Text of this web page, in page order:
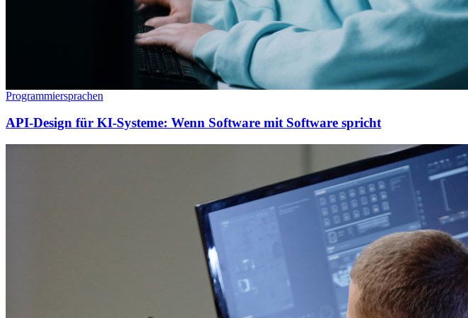
Programmiersprachen
API-Design für KI-Systeme: Wenn Software mit Software spricht